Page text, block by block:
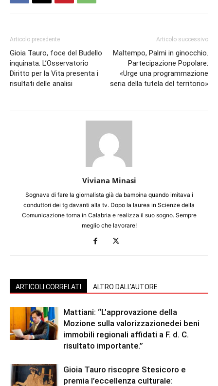
Articolo precedente
Gioia Tauro, foce del Budello
inquinata. L’Osservatorio
Diritto per la Vita presenta i
risultati delle analisi
Articolo successivo
Maltempo, Palmi in ginocchio.
Partecipazione Popolare:
«Urge una programmazione
seria della tutela del territorio»
Viviana Minasi
Sognava di fare la giornalista già da bambina quando imitava i
conduttori dei tg davanti alla tv. Dopo la laurea in Scienze della
Comunicazione torna in Calabria e realizza il suo sogno. Sempre
meglio che lavorare!
ARTICOLI CORRELATI ALTRO DALL'AUTORE
Mattiani: “L’approvazione della
Mozione sulla valorizzazionedei beni
immobili regionali affidati a F. d. C.
risultato importante.”
Gioia Tauro riscopre Stesicoro e
premia l’eccellenza culturale: